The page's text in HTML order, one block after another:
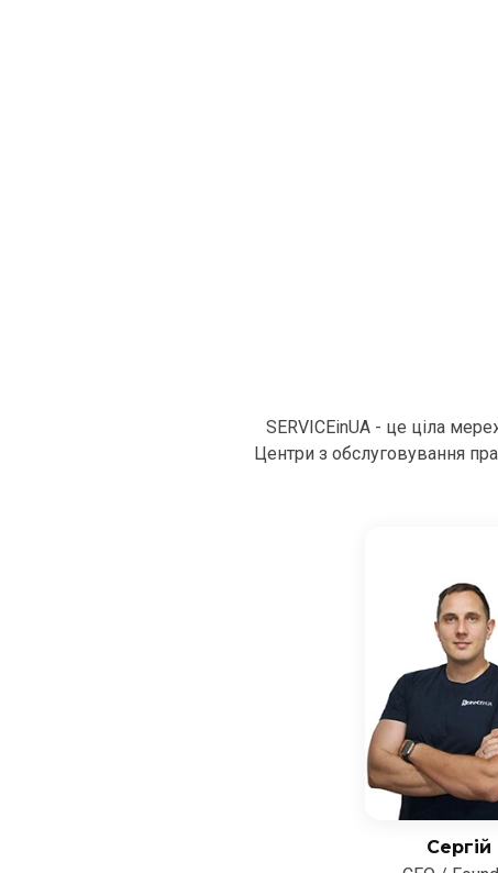
SERVICEinUA - це ціла
Центри з обслуговування
Сергій